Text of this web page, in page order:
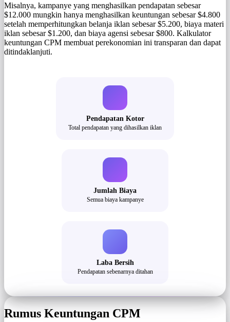
Misalnya, kampanye yang menghasilkan pendapatan sebesar
$12.000 mungkin hanya menghasilkan keuntungan sebesar $4.800
setelah memperhitungkan belanja iklan sebesar $5.200, biaya materi
iklan sebesar $1.200, dan biaya agensi sebesar $800. Kalkulator
keuntungan CPM membuat perekonomian ini transparan dan dapat
ditindaklanjuti.
Pendapatan Kotor
Total pendapatan yang dihasilkan iklan
Jumlah Biaya
Semua biaya kampanye
Laba Bersih
Pendapatan sebenarnya ditahan
Rumus Keuntungan CPM